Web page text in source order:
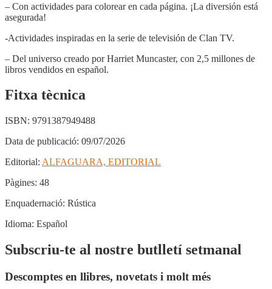
– Con actividades para colorear en cada página. ¡La diversión está
asegurada!
-Actividades inspiradas en la serie de televisión de Clan TV.
– Del universo creado por Harriet Muncaster, con 2,5 millones de
libros vendidos en español.
Fitxa tècnica
ISBN: 9791387949488
Data de publicació: 09/07/2026
Editorial: ALFAGUARA, EDITORIAL
Pàgines: 48
Enquadernació: Rústica
Idioma: Español
Subscriu-te al nostre butlletí setmanal
Descomptes en llibres, novetats i molt més